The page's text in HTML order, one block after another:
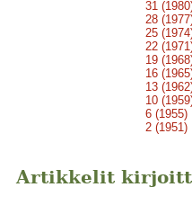
31
28
25
22
19
16
13
10
6 (1955)
2 (1951)
Artikkelit